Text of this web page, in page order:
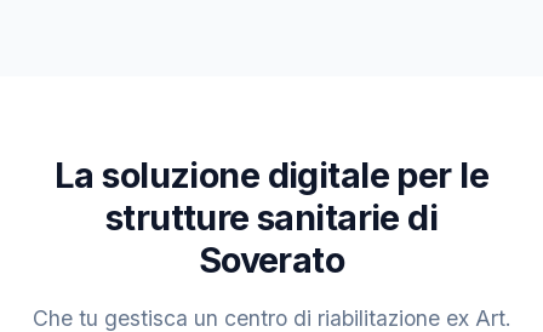
La soluzione digitale per le
strutture sanitarie di
Soverato
Che tu gestisca un centro di riabilitazione ex Art.